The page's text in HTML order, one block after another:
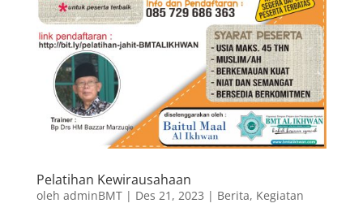
Pelatihan Kewirausahaan
oleh adminBMT| Des 21, 2023 | Berita, Kegiatan